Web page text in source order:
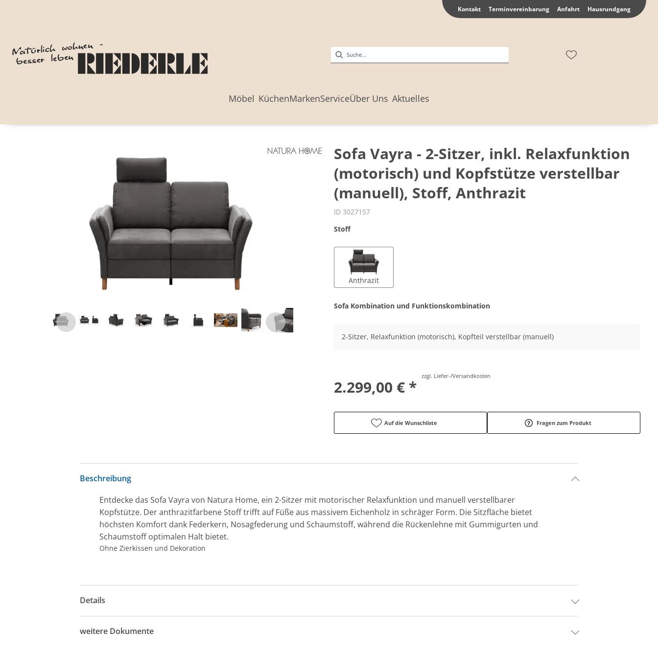
Kontakt Terminvereinbarung Anfahrt Hausrundgang
Möbel KüchenMarkenServiceÜber Uns Aktuelles
Sofa Vayra - 2-Sitzer, inkl. Relaxfunktion
(motorisch) und Kopfstütze verstellbar
(manuell), Stoff, Anthrazit
ID 3027157
Stoff
Anthrazit
Sofa Kombination und Funktionskombination
2-Sitzer, Relaxfunktion (motorisch), Kopfteil verstellbar (manuell)
2.299,00 € *
zzgl. Liefer-/Versandkosten
Auf die Wunschliste Fragen zum Produkt
Beschreibung
Entdecke das Sofa Vayra von Natura Home, ein 2-Sitzer mit motorischer Relaxfunktion und manuell verstellbarer
Kopfstütze. Der anthrazitfarbene Stoff trifft auf Füße aus massivem Eichenholz in schräger Form. Die Sitzfläche bietet
höchsten Komfort dank Federkern, Nosagfederung und Schaumstoff, während die Rückenlehne mit Gummigurten und
Schaumstoff optimalen Halt bietet.
Ohne Zierkissen und Dekoration
Details
weitere Dokumente